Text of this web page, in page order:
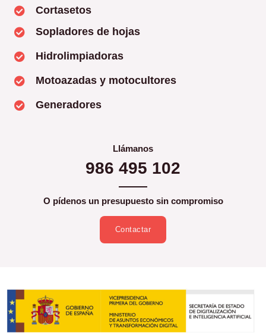
Cortasetos
Sopladores de hojas
Hidrolimpiadoras
Motoazadas y motocultores
Generadores
Llámanos
986 495 102
O pídenos un presupuesto sin compromiso
Contactar